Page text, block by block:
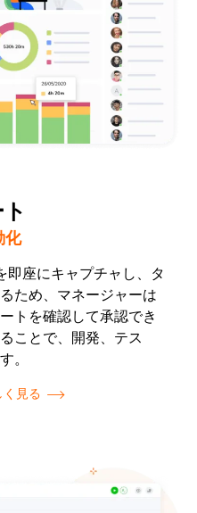
化
即座にキャプチャし、タ
ため、マネージャーは
トを確認して承認でき
ことで、開発、テス
。
見る